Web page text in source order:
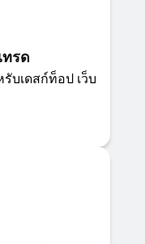
รด
บเดสก์ท็อป เว็บ